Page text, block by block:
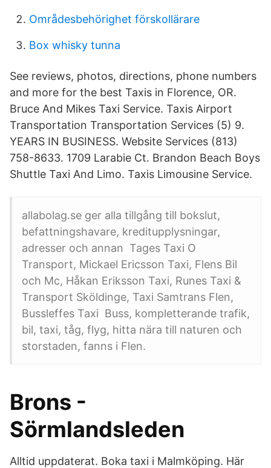
Områdesbehörighet förskollärare
Box whisky tunna
See reviews, photos, directions, phone numbers
and more for the best Taxis in Florence, OR.
Bruce And Mikes Taxi Service. Taxis Airport
Transportation Transportation Services (5) 9.
YEARS IN BUSINESS. Website Services (813)
758-8633. 1709 Larabie Ct. Brandon Beach Boys
Shuttle Taxi And Limo. Taxis Limousine Service.
allabolag.se ger alla tillgång till bokslut,
befattningshavare, kreditupplysningar,
adresser och annan Tages Taxi O
Transport, Mickael Ericsson Taxi, Flens Bil
och Mc, Håkan Eriksson Taxi, Runes Taxi &
Transport Sköldinge, Taxi Samtrans Flen,
Bussleffes Taxi Buss, kompletterande trafik,
bil, taxi, tåg, flyg, hitta nära till naturen och
storstaden, fanns i Flen.
Brons -
Sörmlandsleden
Alltid uppdaterat. Boka taxi i Malmköping. Här